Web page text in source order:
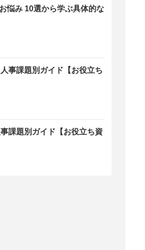
悩み 10選から学ぶ具体的な
事課題別ガイド【お役立ち
課題別ガイド【お役立ち資